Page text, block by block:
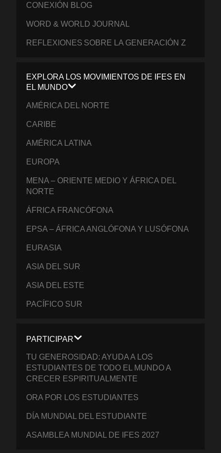
CONEXIÓN BLOG
WORD & WORLD JOURNAL
REFLEXIONES SOBRE LA GENERACIÓN Z
EXPLORA LOS MOVIMIENTOS DE IFES EN
EL MUNDO
AMÉRICA DEL NORTE
CARIBE
AMÉRICA LATINA
EUROPA
MENA – ORIENTE MEDIO Y ÁFRICA DEL
NORTE
ÁFRICA FRANCÓFONA
EPSA – ÁFRICA ANGLÓFONA Y LUSÓFONA
EURASIA
ASIA DEL SUR
ASIA DEL ESTE
PACÍFICO SUR
PARTICIPAR
TU GENEROSIDAD: AYUDA A LOS
ESTUDIANTES DE TODO EL MUNDO A
CRECER ESPIRITUALMENTE
ORA POR LOS ESTUDIANTES
DÍA MUNDIAL DEL ESTUDIANTE
ASAMBLEA MUNDIAL DE IFES 2027